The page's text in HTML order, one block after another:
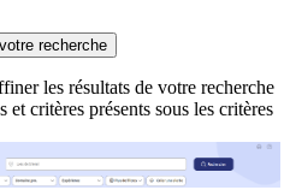
recherche
les résultats de votre recherche
et critères présents sous les critères